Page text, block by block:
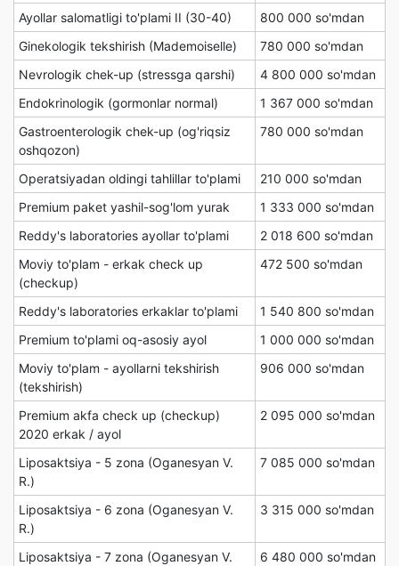
Ayollar salomatligi to'plami II (30-40)
800 000 so'mdan
Ginekologik tekshirish (Mademoiselle)
780 000 so'mdan
Nevrologik chek-up (stressga qarshi)
4 800 000 so'mdan
Endokrinologik (gormonlar normal)
1 367 000 so'mdan
Gastroenterologik chek-up (og'riqsiz
oshqozon)
780 000 so'mdan
Operatsiyadan oldingi tahlillar to'plami
210 000 so'mdan
Premium paket yashil-sog'lom yurak
1 333 000 so'mdan
Reddy's laboratories ayollar to'plami
2 018 600 so'mdan
Moviy to'plam - erkak check up
(checkup)
472 500 so'mdan
Reddy's laboratories erkaklar to'plami
1 540 800 so'mdan
Premium to'plami oq-asosiy ayol
1 000 000 so'mdan
Moviy to'plam - ayollarni tekshirish
(tekshirish)
906 000 so'mdan
Premium akfa check up (checkup)
2020 erkak / ayol
2 095 000 so'mdan
Liposaktsiya - 5 zona (Oganesyan V.
R.)
7 085 000 so'mdan
Liposaktsiya - 6 zona (Oganesyan V.
R.)
3 315 000 so'mdan
Liposaktsiya - 7 zona (Oganesyan V. 6 480 000 so'mdan